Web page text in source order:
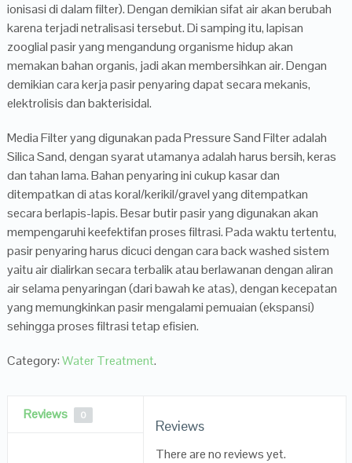
ionisasi di dalam filter). Dengan demikian sifat air akan berubah
karena terjadi netralisasi tersebut. Di samping itu, lapisan
zooglial pasir yang mengandung organisme hidup akan
memakan bahan organis, jadi akan membersihkan air. Dengan
demikian cara kerja pasir penyaring dapat secara mekanis,
elektrolisis dan bakterisidal.
Media Filter yang digunakan pada Pressure Sand Filter adalah
Silica Sand, dengan syarat utamanya adalah harus bersih, keras
dan tahan lama. Bahan penyaring ini cukup kasar dan
ditempatkan di atas koral/kerikil/gravel yang ditempatkan
secara berlapis-lapis. Besar butir pasir yang digunakan akan
mempengaruhi keefektifan proses filtrasi. Pada waktu tertentu,
pasir penyaring harus dicuci dengan cara back washed sistem
yaitu air dialirkan secara terbalik atau berlawanan dengan aliran
air selama penyaringan (dari bawah ke atas), dengan kecepatan
yang memungkinkan pasir mengalami pemuaian (ekspansi)
sehingga proses filtrasi tetap efisien.
Category:Water Treatment.
Reviews 0
Reviews
There are no reviews yet.